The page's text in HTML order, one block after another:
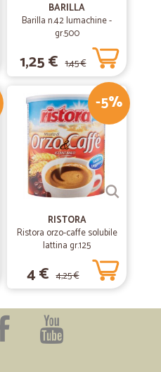
BARILLA
Barilla n.42 lumachine -
gr.500
1,25 € 1,45 €
-5%
RISTORA
Ristora orzo-caffe solubile
lattina gr.125
4 € 4,25 €